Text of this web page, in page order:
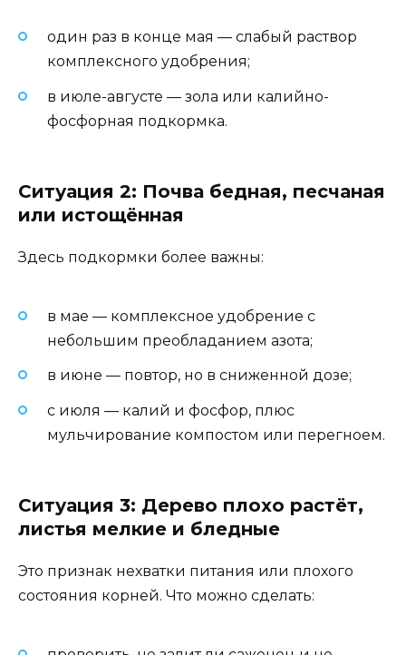
один раз в конце мая — слабый раствор
комплексного удобрения;
в июле-августе — зола или калийно-
фосфорная подкормка.
Ситуация 2: Почва бедная, песчаная
или истощённая
Здесь подкормки более важны:
в мае — комплексное удобрение с
небольшим преобладанием азота;
в июне — повтор, но в сниженной дозе;
с июля — калий и фосфор, плюс
мульчирование компостом или перегноем.
Ситуация 3: Дерево плохо растёт,
листья мелкие и бледные
Это признак нехватки питания или плохого
состояния корней. Что можно сделать: